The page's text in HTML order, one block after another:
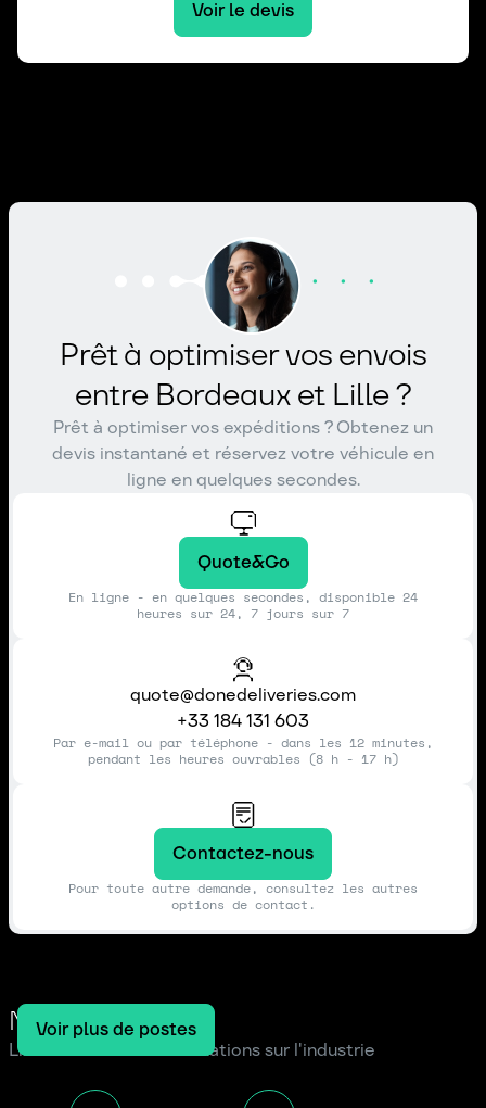
Voir le devis
Prêt à optimiser vos envois
entre Bordeaux et Lille ?
Prêt à optimiser vos expéditions ? Obtenez un
devis instantané et réservez votre véhicule en
ligne en quelques secondes.
Quote&Go
En ligne - en quelques secondes, disponible 24
heures sur 24, 7 jours sur 7
quote@donedeliveries.com
+33 184 131 603
Par e-mail ou par téléphone - dans les 12 minutes,
pendant les heures ouvrables (8 h - 17 h)
Contactez-nous
Pour toute autre demande, consultez les autres
options de contact.
Notre blog
Lire les dernières informations sur l'industrie
Voir plus de postes